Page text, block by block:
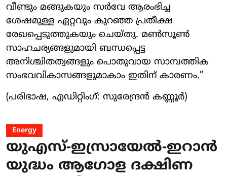
വീണ്ടും മങ്ങുകയും സർവേ ആരംഭിച്ച
ശേഷമുള്ള ഏറ്റവും കുറഞ്ഞ പ്രതീക്ഷ
രേഖപ്പെടുത്തുകയും ചെയ്തു. മൺസൂൺ
സാഹചര്യങ്ങളുമായി ബന്ധപ്പെട്ട
അനിശ്ചിതത്വങ്ങളും പൊതുവായ സാമ്പത്തിക
സംഭവവികാസങ്ങളുമാകാം ഇതിന് കാരണം.”
(പരിഭാഷ, എഡിറ്റിംഗ്: സുരേന്ദ്രൻ കണ്ണൂർ)
Energy
യുഎസ്-ഇസ്രായേൽ-ഇറാൻ
യുദ്ധം ആഗോള ദക്ഷിണ